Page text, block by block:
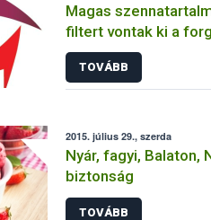
Magas
filtert vontak ki a
TOVÁBB
2015. július 29., szerda
Nyár, fagyi, Balaton,
biztonság
TOVÁBB